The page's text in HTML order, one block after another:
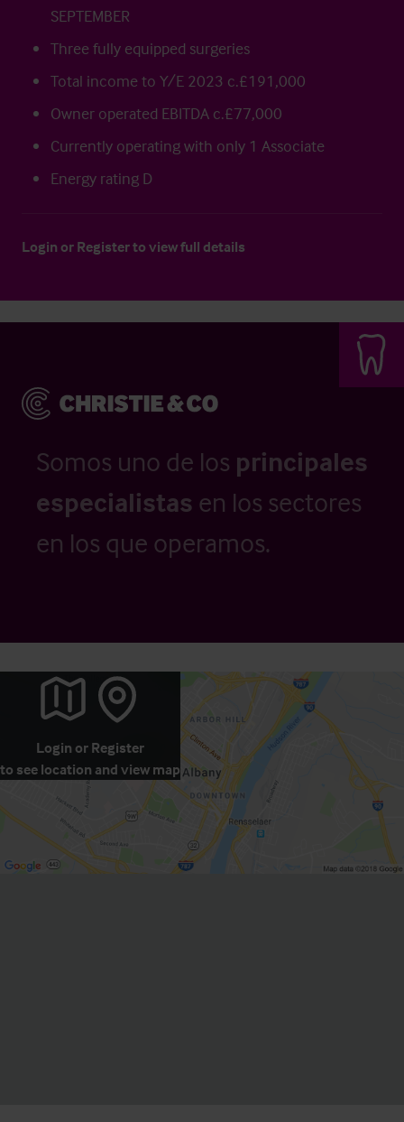
SEPTEMBER
Three fully equipped surgeries
Total income to Y/E 2023 c.£191,000
Owner operated EBITDA c.£77,000
Currently operating with only 1 Associate
Energy rating D
Login or Registerto view full details
Somos uno de los principales
especialistas en los sectores
en los que operamos.
Login or Register
to see location and view map